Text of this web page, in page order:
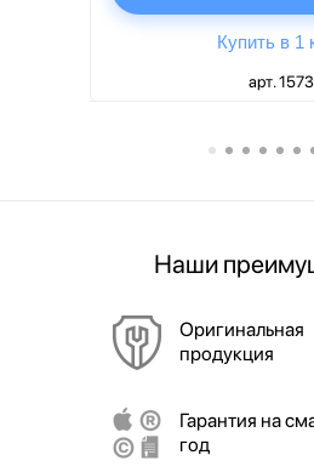
Купить в 1
арт. 1573
Наши
Оригинальная
продукция
Гарантия на
год